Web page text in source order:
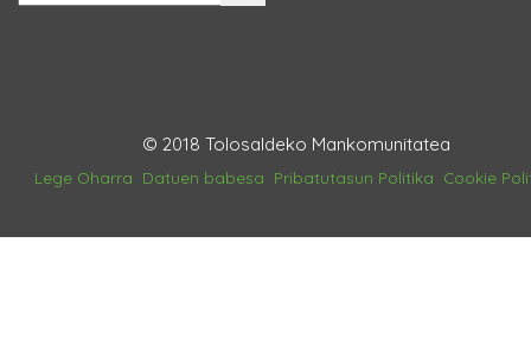
© 2018 Tolosaldeko Mankomunitatea
Lege Oharra Datuen babesa Pribatutasun Politika Cookie